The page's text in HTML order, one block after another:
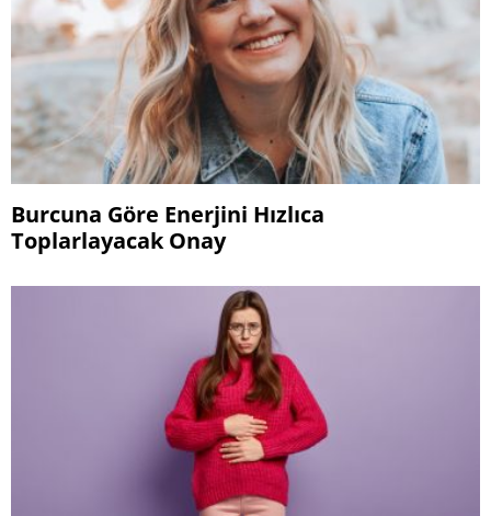
Burcuna Göre Enerjini Hızlıca
Toplarlayacak Onay